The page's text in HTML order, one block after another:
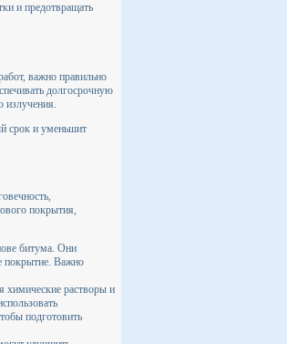
и предотвращать
важно правильно
долгосрочную
излучения.
срок и уменьшит
покрытия,
битума. Они
покрытие. Важно
химические растворы и
подготовить